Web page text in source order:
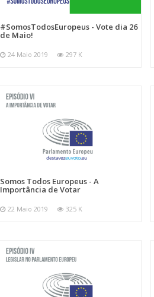
#SomosTodosEuropeus - Vote dia 26
de Maio!
24 Maio 2019 297 K
Somos Todos Europeus - A
Importância de Votar
22 Maio 2019 325 K